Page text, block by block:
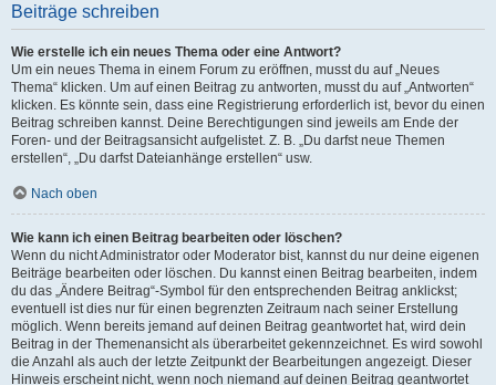
Beiträge schreiben
Wie erstelle ich ein neues Thema oder eine Antwort?
Um ein neues Thema in einem Forum zu eröffnen, musst du auf „Neues
Thema“ klicken. Um auf einen Beitrag zu antworten, musst du auf „Antworten“
klicken. Es könnte sein, dass eine Registrierung erforderlich ist, bevor du einen
Beitrag schreiben kannst. Deine Berechtigungen sind jeweils am Ende der
Foren- und der Beitragsansicht aufgelistet. Z. B. „Du darfst neue Themen
erstellen“, „Du darfst Dateianhänge erstellen“ usw.
Nach oben
Wie kann ich einen Beitrag bearbeiten oder löschen?
Wenn du nicht Administrator oder Moderator bist, kannst du nur deine eigenen
Beiträge bearbeiten oder löschen. Du kannst einen Beitrag bearbeiten, indem
du das „Ändere Beitrag“-Symbol für den entsprechenden Beitrag anklickst;
eventuell ist dies nur für einen begrenzten Zeitraum nach seiner Erstellung
möglich. Wenn bereits jemand auf deinen Beitrag geantwortet hat, wird dein
Beitrag in der Themenansicht als überarbeitet gekennzeichnet. Es wird sowohl
die Anzahl als auch der letzte Zeitpunkt der Bearbeitungen angezeigt. Dieser
Hinweis erscheint nicht, wenn noch niemand auf deinen Beitrag geantwortet